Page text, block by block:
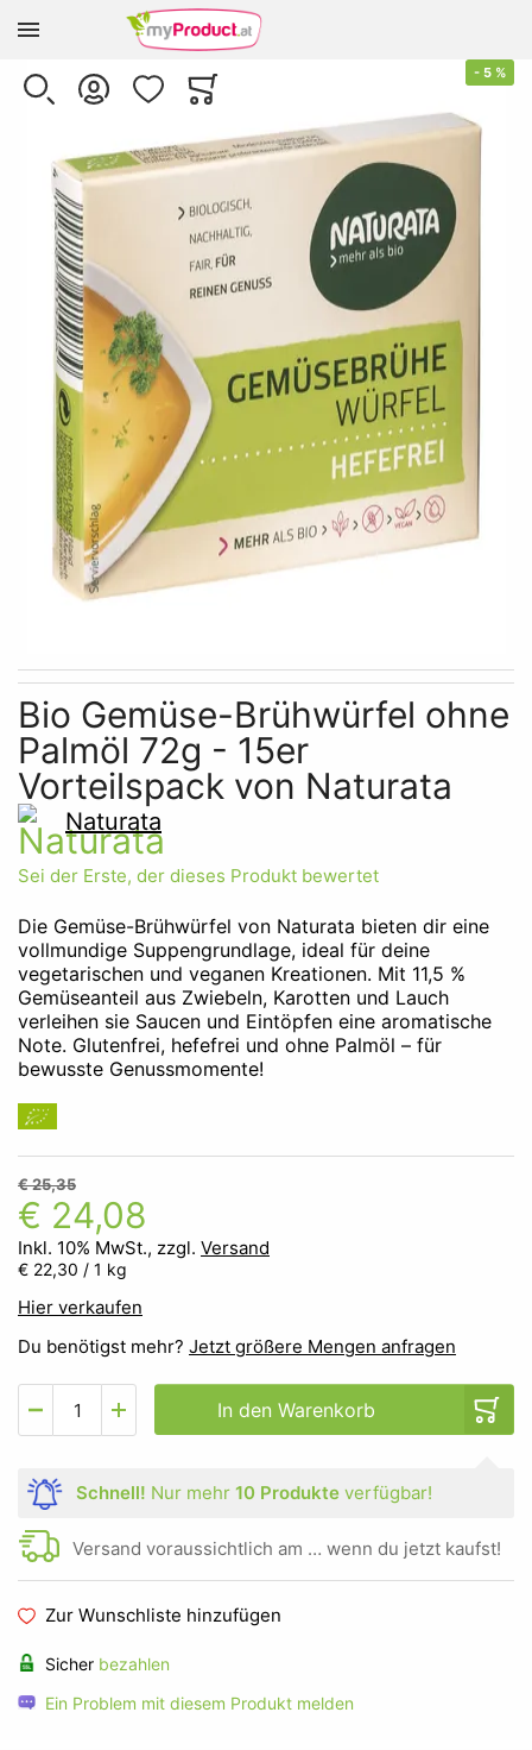
Zur Homepage
SUCHE KONTO WUNSCHLISTEWARENKORB
Skip to the beginning of the images gallery
- 5 %
Bio Gemüse-Brühwürfel ohne
Palmöl 72g - 15er
Vorteilspack von Naturata
Naturata
Sei der Erste, der dieses Produkt bewertet
Die Gemüse-Brühwürfel von Naturata bieten dir eine
vollmundige Suppengrundlage, ideal für deine
vegetarischen und veganen Kreationen. Mit 11,5 %
Gemüseanteil aus Zwiebeln, Karotten und Lauch
verleihen sie Saucen und Eintöpfen eine aromatische
Note. Glutenfrei, hefefrei und ohne Palmöl – für
bewusste Genussmomente!
€ 24,08
€ 25,35
Inkl. 10% MwSt., zzgl. Versand
€ 22,30 / 1 kg
Hier verkaufen
Du benötigst mehr? Jetzt größere Mengen anfragen
In den Warenkorb
Schnell! Nur mehr 10 Produkteverfügbar!
Versand voraussichtlich am … wenn du jetzt kaufst!
Zur Wunschliste hinzufügen
Sicher bezahlen
Ein Problem mit diesem Produkt melden